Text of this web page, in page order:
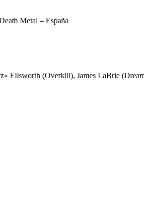
Metal – España
Ellsworth (Overkill), James LaBrie